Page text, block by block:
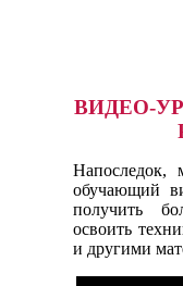
ВИДЕО-
Напоследок,
обучающий
получить
освоить
и другими